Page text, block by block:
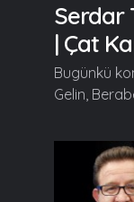
Serdar
| Çat
Bugünkü
Gelin,